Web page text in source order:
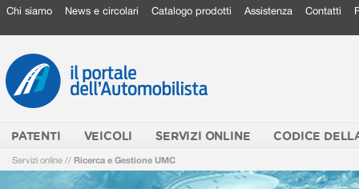
Chi siamo News e circolari Catalogo prodotti Assistenza Contatti
PATENTI VEICOLI SERVIZI ONLINE CODICE
Servizi online // Ricerca e Gestione UMC